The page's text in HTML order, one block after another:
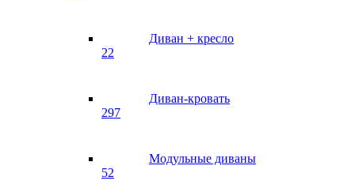
Диван + кресло
22
Диван-кровать
297
Модульные диваны
52